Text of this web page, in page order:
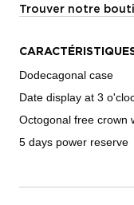
Trouver notre
Dodecagonal case
Date display at 3
Octogonal free crown
5 days power reserve